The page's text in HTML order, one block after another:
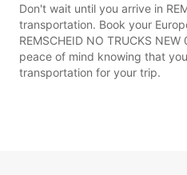
Don't wait until you arrive in
transportation. Book your
REMSCHEID NO TRUCKS
peace of mind knowing that
transportation for your trip.